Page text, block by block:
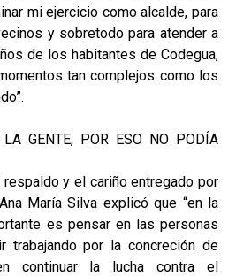
mi ejercicio como alcalde, para
y sobretodo para atender a
de los habitantes de Codegua,
tan complejos como los
GENTE, POR ESO NO PODÍA
y el cariño entregado por
María Silva explicó que “en la
es pensar en las personas
trabajando por la concreción de
continuar la lucha contra el